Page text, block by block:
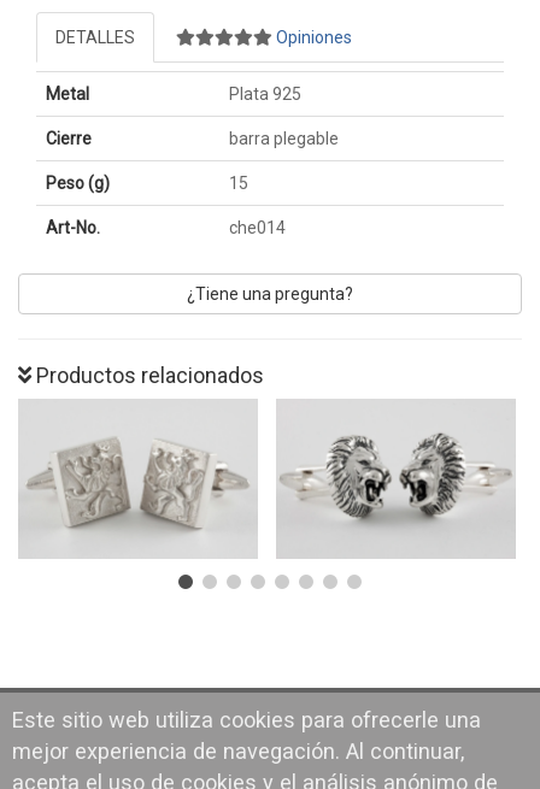
DETALLES Opiniones
Metal Plata 925
Cierre barra plegable
Peso (g) 15
Art-No. che014
¿Tiene una pregunta?
Productos relacionados
Este sitio web utiliza cookies para ofrecerle una
mejor experiencia de navegación. Al continuar,
acepta el uso de cookies y el análisis anónimo de